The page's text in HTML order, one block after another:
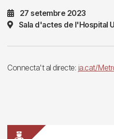
27 setembre 2023
Sala d'actes de l'Hospital
Connecta't al directe: ja.cat/